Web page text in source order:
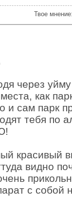
Твое
через
как
и сам парк
тебя по
красивый
видно
с собой